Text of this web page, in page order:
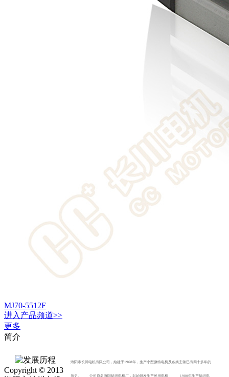
MJ70-5512F
进入 产品频道>>
更多
简介
海阳市长川电机有限公司，始建于1968年，生产小型微特电机及各类主轴已有四十多年的
历史。 公司原名海阳纺织电机厂，起始研发生产民用电机； 1980年生产纺织电
Copyright © 2013